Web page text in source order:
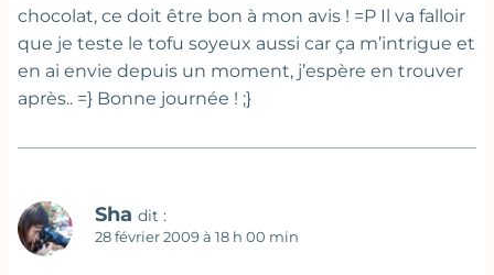
chocolat, ce doit être bon à mon avis ! =P Il va falloir
que je teste le tofu soyeux aussi car ça m’intrigue et
en ai envie depuis un moment, j’espère en trouver
après.. =} Bonne journée ! ;}
Sha dit :
28 février 2009 à 18 h 00 min